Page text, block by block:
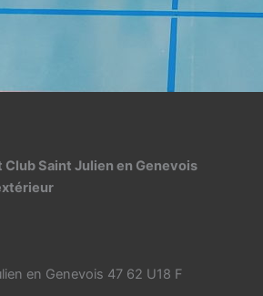
Club Saint Julien en Genevois
en Genevois 47 62 U18 F